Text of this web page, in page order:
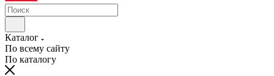
Каталог
По всему сайту
По каталогу